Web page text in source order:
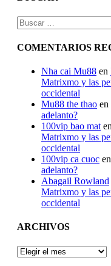
Buscar:
COMENTARIOS
Nha cai Mu88 en
Matrixmo y las
occidental
Mu88 the thao en
adelanto?
100vip bao mat en
Matrixmo y las
occidental
100vip ca cuoc en
adelanto?
Abagail Rowland
Matrixmo y las
occidental
ARCHIVOS
ARCHIVOS